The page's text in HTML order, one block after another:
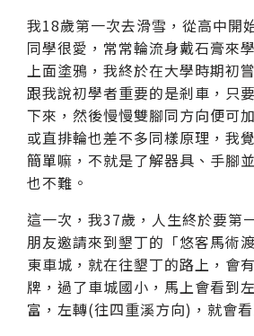
我18歲第一次去滑雪，從高中開
同學很愛，常常輪流身戴石膏來
上面塗鴉，我終於在大學時期初
跟我說初學者重要的是剎車，只
下來，然後慢慢雙腳同方向便可
或直排輪也差不多同樣原理，我
簡單嘛，不就是了解器具、手腳
也不難。
這一次，我37歲，人生終於要第
朋友邀請來到墾丁的「悠客馬術
東車城，就在往墾丁的路上，會
牌，過了車城國小，馬上會看到
富，左轉(往四重溪方向)，就會